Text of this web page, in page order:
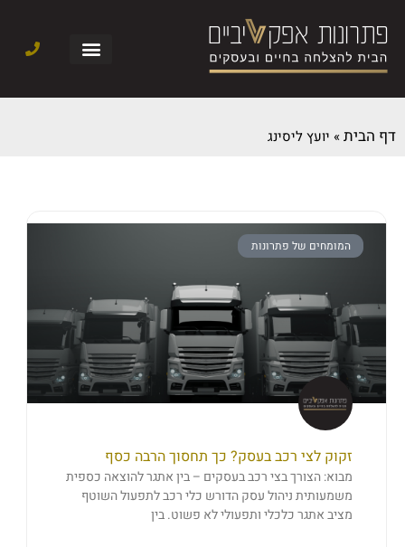
דף הבית» יועץ ליסינג
המומחים של פתרונות
זקוק לצי רכב בעסק? כך תחסוך הרבה כסף
מבוא: הצורך בצי רכב בעסקים – בין אתגר להוצאה כספית
משמעותית ניהול עסק הדורש כלי רכב לתפעול השוטף
מציב אתגר כלכלי ותפעולי לא פשוט. בין